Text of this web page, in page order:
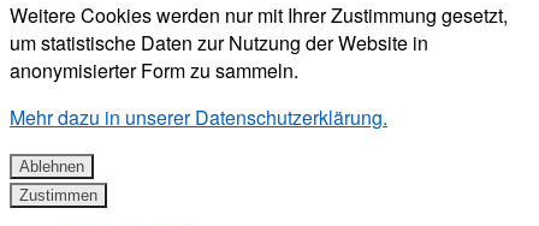
Weitere Cookies werden nur mit Ihrer Zustimmung gesetzt,
um statistische Daten zur Nutzung der Website in
anonymisierter Form zu sammeln.
Mehr dazu in unserer Datenschutzerklärung.
Ablehnen
Zustimmen